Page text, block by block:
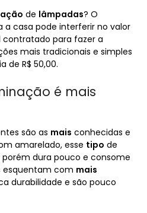
de lâmpadas? O
a casa pode interferir no valor
contratado para fazer a
mais tradicionais e simples
de R$ 50,00.
é mais
são as mais conhecidas e
amarelado, esse tipo de
porém dura pouco e consome
esquentam com mais
durabilidade e são pouco